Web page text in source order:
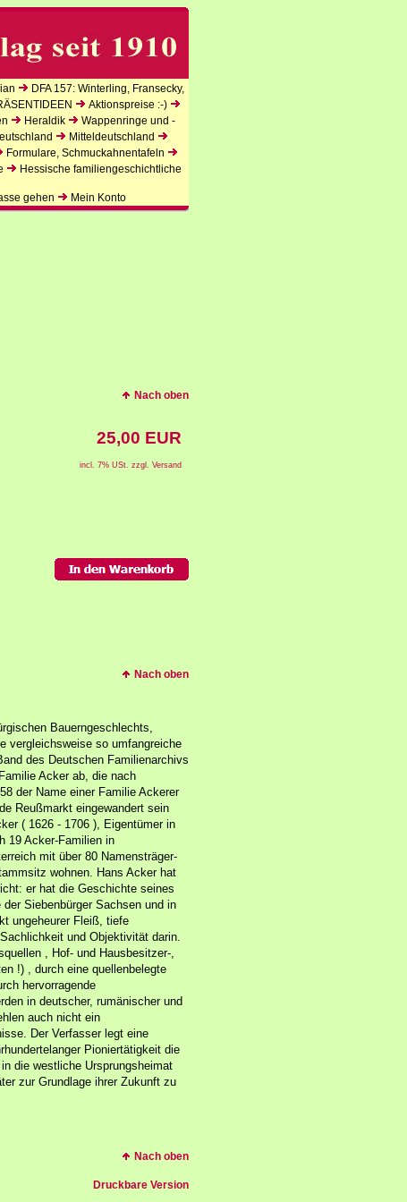
DFA 157: Winterling, Fransecky,
Aktionspreise :-)
Heraldik
Wappenringe und -
Mitteldeutschland
Formulare, Schmuckahnentafeln
Hessische familiengeschichtliche
gehen Mein Konto
Nach oben
25,00 EUR
incl. 7% USt. zzgl. Versand
Nach oben
Bauerngeschlechts,
vergleichsweise so umfangreiche
des Deutschen Familienarchivs
Acker ab, die nach
der Name einer Familie Ackerer
Reußmarkt eingewandert sein
( 1626 - 1706 ), Eigentümer in
19 Acker-Familien in
mit über 80 Namensträger-
wohnen. Hans Acker hat
er hat die Geschichte seines
Siebenbürger Sachsen und in
ungeheurer Fleiß, tiefe
und Objektivität darin.
, Hof- und Hausbesitzer-,
!) , durch eine quellenbelegte
hervorragende
in deutscher, rumänischer und
auch nicht ein
Der Verfasser legt eine
Pioniertätigkeit die
die westliche Ursprungsheimat
zur Grundlage ihrer Zukunft zu
Nach oben
Druckbare Version